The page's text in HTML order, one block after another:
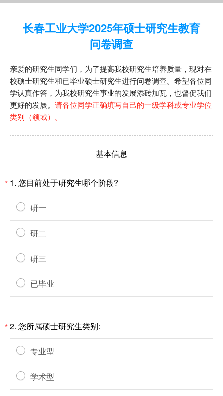
长春工业大学2025年硕士研究生教育
问卷调查
亲爱的研究生同学们，为了提高我校研究生培养质量，现对在
校硕士研究生和已毕业硕士研究生进行问卷调查。希望各位同
学认真作答，为我校研究生事业的发展添砖加瓦，也督促我们
更好的发展。 请各位同学正确填写自己的一级学科或专业学位
类别（领域）。
基本信息
* 1. 您目前处于研究生哪个阶段?
研一
研二
研三
已毕业
*2. 您所属硕士研究生类别:
专业型
学术型